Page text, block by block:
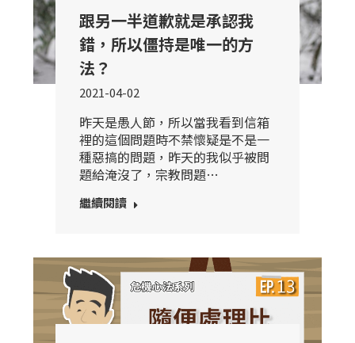
跟另一半道歉就是承認我
錯，所以僵持是唯一的方
法？
2021-04-02
昨天是愚人節，所以當我看到信箱
裡的這個問題時不禁懷疑是不是一
種惡搞的問題，昨天的我似乎被問
題給淹沒了，宗教問題…
繼續閱讀